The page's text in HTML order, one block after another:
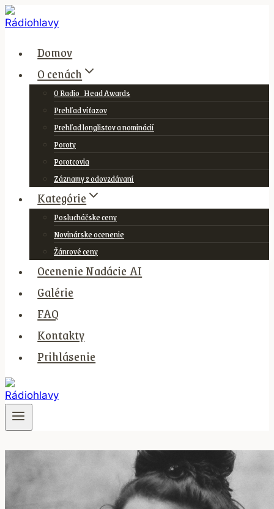
Skip
to
Domov
O cenách
O Radio_Head Awards
Prehľad víťazov
Prehľad longlistov a nominácií
Poroty
Porotcovia
Záznamy z odovzdávaní
Kategórie
Poslucháčske ceny
Novinárske ocenenie
Žánrové ceny
Ocenenie Nadácie AI
Galérie
FAQ
Kontakty
Prihlásenie